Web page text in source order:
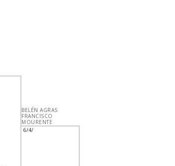
BELÉN AGRAS
FRANCISCO
MOURENTE
6/4/